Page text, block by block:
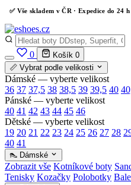
✅ Vše skladem v ČR · Expedice do 24
0 Košík 0
📏 Vybrat podle velikosti
Dámské — vyberte velikost
36 37 37,5 38 38,5 39 39,5 40
Pánské — vyberte velikost
40 41 42 43 44 45 46
Dětské — vyberte velikost
19 20 21 22 23 24 25 26 27 28
40 41
👠 Dámské
Zobrazit vše Kotníkové boty
Tenisky Kozačky Polobotky